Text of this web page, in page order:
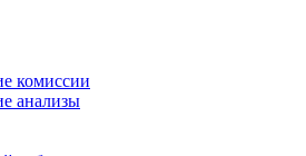
комиссии
анализы